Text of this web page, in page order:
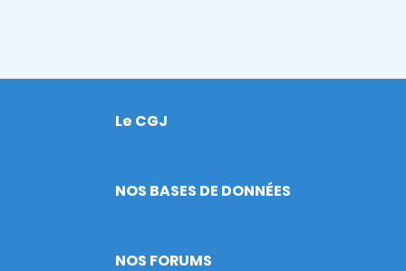
Footer
Le CGJ
NOS BASES DE DONNÉES
NOS FORUMS